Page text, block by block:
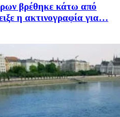
βρέθηκε κάτω από
η ακτινογραφία για…